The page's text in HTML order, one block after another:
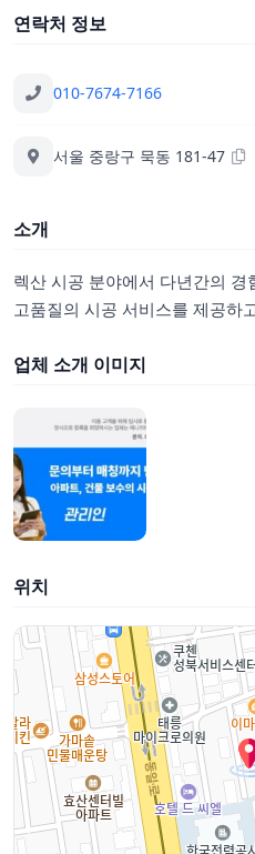
연락처 정보
010-7674-7166
서울 중랑구 묵동 181-47
소개
렉산 시공 분야에서 다년간의
고품질의 시공 서비스를 제공하
업체 소개 이미지
위치